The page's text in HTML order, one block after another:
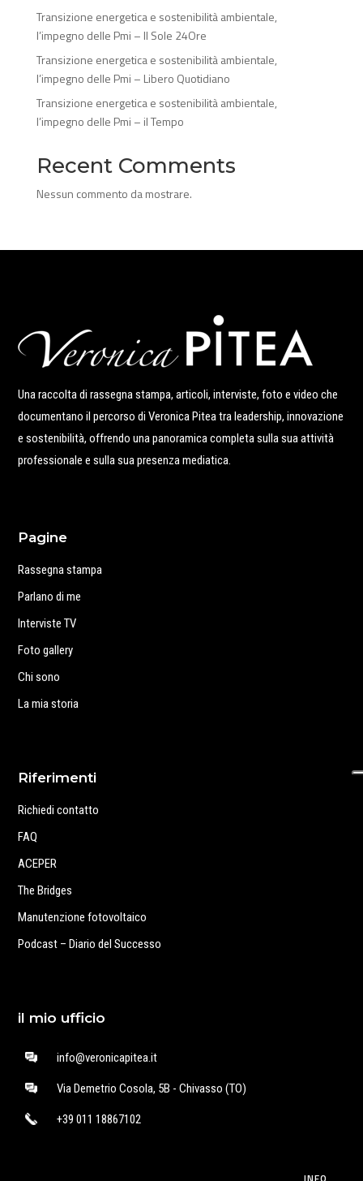
Transizione energetica e sostenibilità ambientale,
l’impegno delle Pmi – Il Sole 24Ore
Transizione energetica e sostenibilità ambientale,
l’impegno delle Pmi – Libero Quotidiano
Transizione energetica e sostenibilità ambientale,
l’impegno delle Pmi – il Tempo
Recent Comments
Nessun commento da mostrare.
Una raccolta di rassegna stampa, articoli, interviste, foto e video che
documentano il percorso di Veronica Pitea tra leadership, innovazione
e sostenibilità, offrendo una panoramica completa sulla sua attività
professionale e sulla sua presenza mediatica.
Pagine
Rassegna stampa
Parlano di me
Interviste TV
Foto gallery
Chi sono
La mia storia
Riferimenti
Richiedi contatto
FAQ
ACEPER
The Bridges
Manutenzione fotovoltaico
Podcast – Diario del Successo
il mio ufficio
info@veronicapitea.it
Via Demetrio Cosola, 5B - Chivasso (TO)
+39 011 18867102